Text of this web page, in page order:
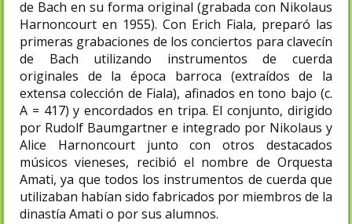
de Bach en su forma original (grabada con Nikolaus
Harnoncourt en 1955). Con Erich Fiala, preparó las
primeras grabaciones de los conciertos para clavecín
de Bach utilizando instrumentos de cuerda
originales de la época barroca (extraídos de la
extensa colección de Fiala), afinados en tono bajo (c.
A = 417) y encordados en tripa. El conjunto, dirigido
por Rudolf Baumgartner e integrado por Nikolaus y
Alice Harnoncourt junto con otros destacados
músicos vieneses, recibió el nombre de Orquesta
Amati, ya que todos los instrumentos de cuerda que
utilizaban habían sido fabricados por miembros de la
dinastía Amati o por sus alumnos.